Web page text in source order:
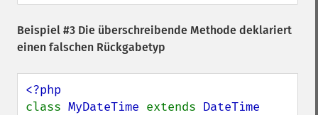
Beispiel #3 Die überschreibende Methode deklariert
einen falschen Rückgabetyp
class MyDateTime extends